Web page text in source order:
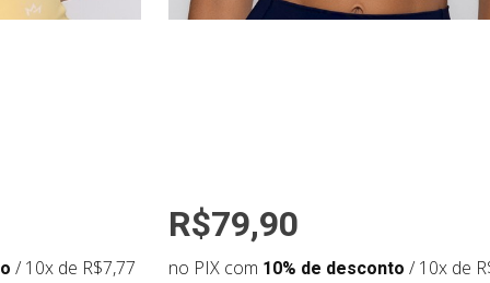
/ 10x de R$7,77
R$79,90
no PIX com 10% de desconto / 10x de